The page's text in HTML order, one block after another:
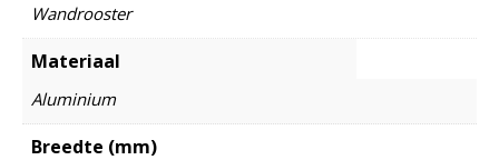
Wandrooster
Materiaal
Aluminium
Breedte (mm)